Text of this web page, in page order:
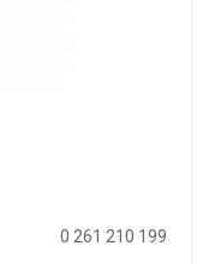
0 261 210 199